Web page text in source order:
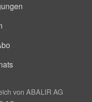
von ABALIR AG